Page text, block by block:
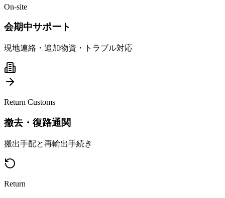
On-site
会期中サポート
現地連絡・追加物資・トラブル対応
Return Customs
撤去・復路通関
搬出手配と再輸出手続き
Return